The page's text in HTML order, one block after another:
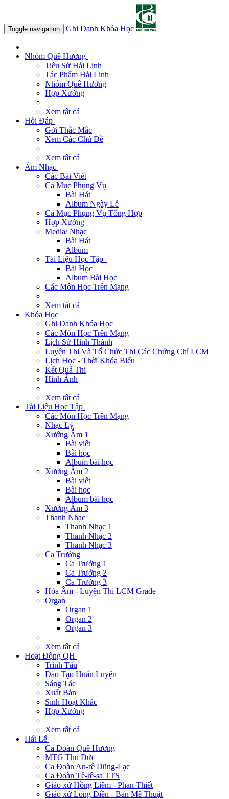
Toggle navigation Ghi Danh Khóa Học
Nhóm Quê Hương
Tiểu Sử Hải Linh
Tác Phẩm Hải Linh
Nhóm Quê Hương
Hợp Xướng
Xem tất cả
Hỏi Đáp
Gởi Thắc Mắc
Xem Các Chủ Đề
Xem tất cả
Âm Nhạc
Các Bài Viết
Ca Mục Phụng Vụ
Bài Hát
Album Ngày Lễ
Ca Mục Phụng Vụ Tổng Hợp
Hợp Xướng
Media/ Nhạc
Bài Hát
Album
Tài Liệu Học Tập
Bài Học
Album Bài Học
Các Môn Học Trên Mạng
Xem tất cả
Khóa Học
Ghi Danh Khóa Học
Các Môn Học Trên Mạng
Lịch Sử Hình Thành
Luyện Thi Và Tổ Chức Thi Các Chứng Chỉ LCM
Lịch Học - Thời Khóa Biểu
Kết Quả Thi
Hình Ảnh
Xem tất cả
Tài Liệu Học Tập
Các Môn Học Trên Mạng
Nhạc Lý
Xướng Âm 1
Bài viết
Bài học
Album bài học
Xướng Âm 2
Bài viết
Bài học
Album bài học
Xướng Âm 3
Thanh Nhạc
Thanh Nhạc 1
Thanh Nhạc 2
Thanh Nhạc 3
Ca Trưởng
Ca Trưởng 1
Ca Trưởng 2
Ca Trưởng 3
Hòa Âm - Luyện Thi LCM Grade
Organ
Organ 1
Organ 2
Organ 3
Xem tất cả
Hoạt Động QH
Trình Tấu
Đào Tạo Huấn Luyện
Sáng Tác
Xuất Bản
Sinh Hoạt Khác
Hợp Xướng
Xem tất cả
Hát Lễ
Ca Đoàn Quê Hương
MTG Thủ Đức
Ca Đoàn An-rê Dũng-Lạc
Ca Đoàn Tê-rê-sa TTS
Giáo xứ Hồng Liêm - Phan Thiết
Giáo xứ Long Điền - Ban Mê Thuật